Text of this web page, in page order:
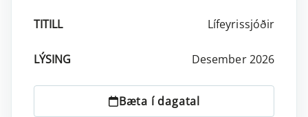
Lífeyrissjóðir
Desember 2026
Bæta í dagatal